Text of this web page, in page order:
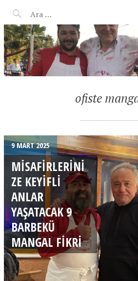
AHMET KATER
ATEŞINDE
MANGAL PARTISI
HIZMETLERI
ofiste
9 MART 2025
MISAFIRLERINI
ZE KEYIFLI
ANLAR
YAŞATACAK 9
BARBEKÜ
MANGAL FIKRI